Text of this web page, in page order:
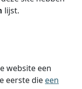
lijst.
website een
eerste die een